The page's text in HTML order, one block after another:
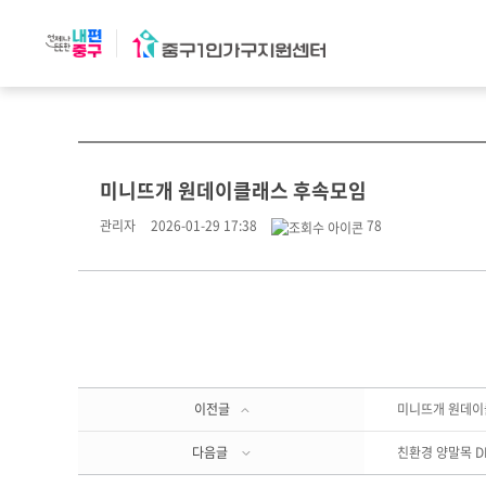
미니뜨개 원데이클래스 후속모임
관리자 2026-01-29 17:38 78
이전글 미니뜨개 원데
다음글 친환경 양말목